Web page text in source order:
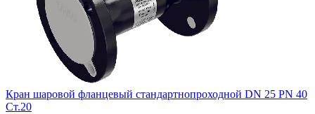
Кран шаровой фланцевый стандартнопроходной DN 25 PN 40
Ст.20